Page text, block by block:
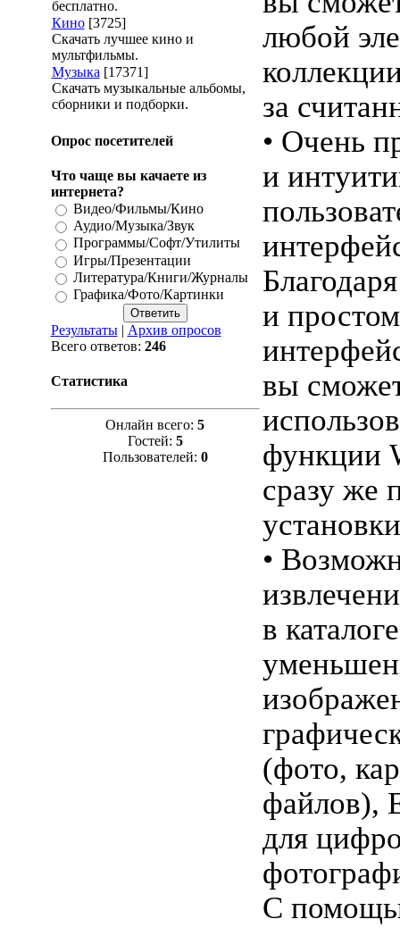
бесплатно.
Кино [3725]
Скачать лучшее кино и
мультфильмы.
Музыка [17371]
Скачать музыкальные альбомы,
сборники и подборки.
Опрос посетителей
Что чаще вы качаете из
интернета?
Видео/Фильмы/Кино
Аудио/Музыка/Звук
Программы/Софт/Утилиты
Игры/Презентации
Литература/Книги/Журналы
Графика/Фото/Картинки
Результаты| Архив опросов
Всего ответов: 246
Статистика
Онлайн всего: 5
Гостей: 5
Пользователей: 0
любой
за
• Очень
и
и
вы
функции
сразу же
•
в каталоге
(фото,
файлов),
для
С